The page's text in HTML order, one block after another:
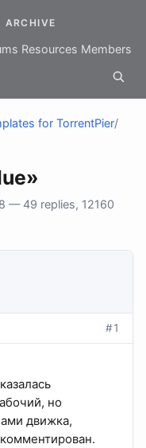
ARCHIVE
Resources Members
for TorrentPier/
— 49 replies, 12160
#1
но
движка,